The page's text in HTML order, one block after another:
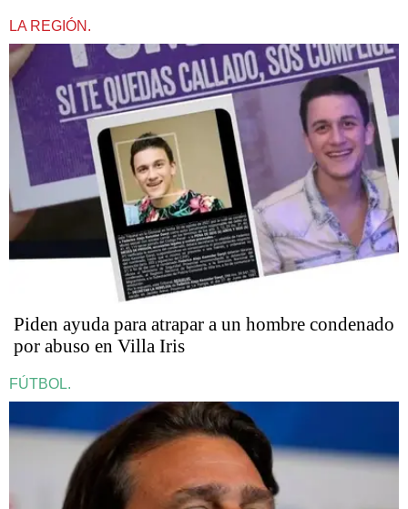
LA REGIÓN.
Piden ayuda para atrapar a un hombre condenado
por abuso en Villa Iris
FÚTBOL.